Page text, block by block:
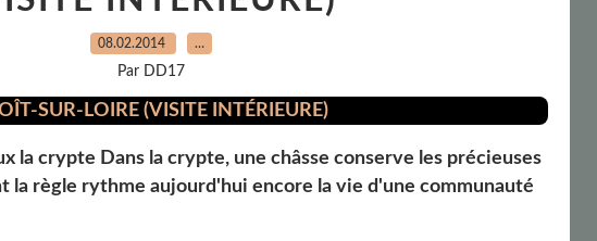
08.02.2014 …
Par DD17
la crypte Dans la crypte, une châsse conserve les précieuses
la règle rythme aujourd'hui encore la vie d'une communauté